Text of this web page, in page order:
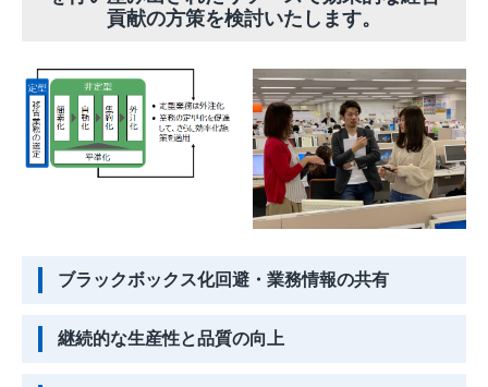
貢献の方策を検討いたします。
ブラックボックス化回避・業務情報の共有
継続的な生産性と品質の向上